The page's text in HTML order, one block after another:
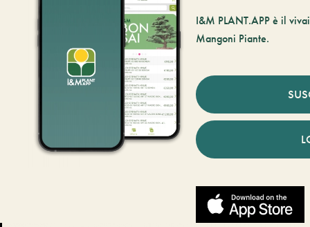
I&M PLANT.APP è il
Mangoni Piante.